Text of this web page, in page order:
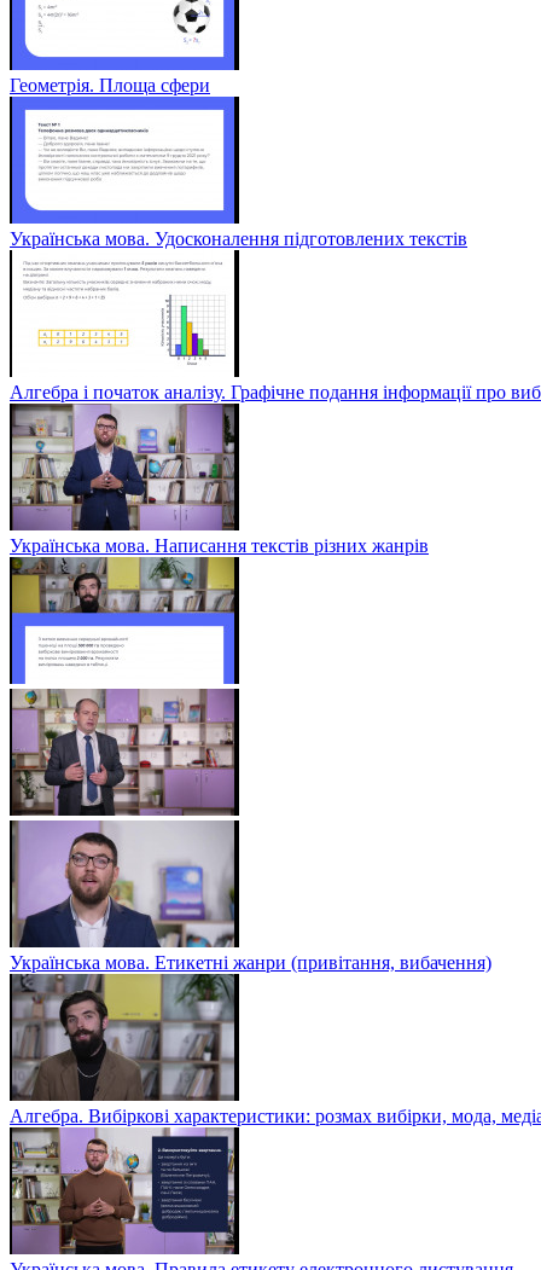
Геометрія. Площа сфери
Українська мова. Удосконалення підготовлених текстів
Алгебра і початок аналізу. Графічне подання інформації про
Українська мова. Написання текстів різних жанрів
Українська мова. Етикетні жанри (привітання, вибачення)
Алгебра. Вибіркові характеристики: розмах вибірки, мода,